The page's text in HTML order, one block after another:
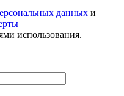
данных и
использования.